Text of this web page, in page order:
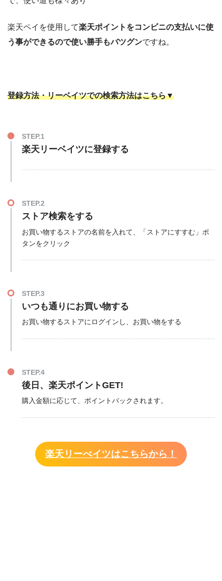
楽天ペイを使用して楽天ポイントをコンビニの支払いに使
う事ができるので使い勝手もバツグンですね。
登録方法・リーベイツでの検索方法はこちら▼
STEP.1
楽天リーベイツに登録する
STEP.2
ストア検索をする
お買い物するストアの名前を入れて、「ストアにすすむ」ボ
タンをクリック
STEP.3
いつも通りにお買い物する
お買い物するストアにログインし、お買い物をする
STEP.4
後日、楽天ポイントGET!
購入金額に応じて、ポイントバックされます。
楽天リーべイツはこちらから！